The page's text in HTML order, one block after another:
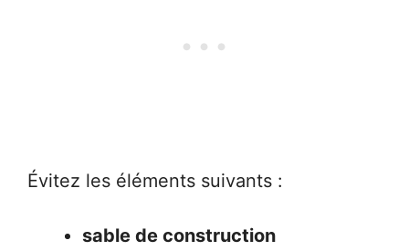
Évitez les éléments suivants :
sable de construction